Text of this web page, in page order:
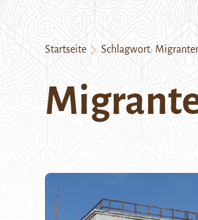
Startseite Schlagwort: